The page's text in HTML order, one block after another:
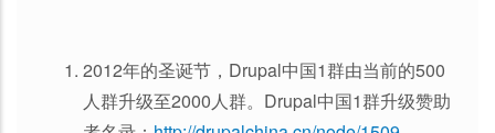
2012年的圣诞节，Drupal中国1群由当前的500
人群升级至2000人群。Drupal中国1群升级赞助